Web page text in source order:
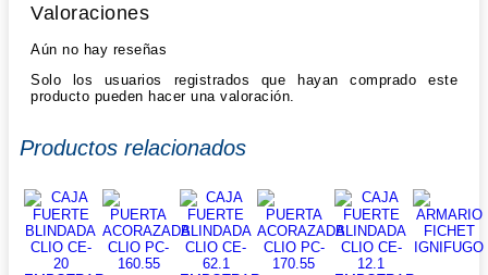
Valoraciones
Aún no hay reseñas
Solo los usuarios registrados que hayan comprado este
producto pueden hacer una valoración.
Productos relacionados